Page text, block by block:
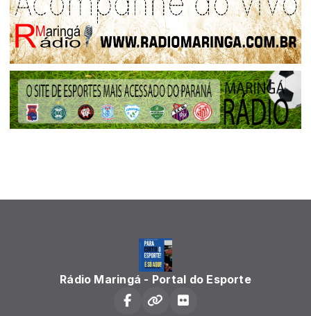
Rádio Maringá - Portal do Esporte